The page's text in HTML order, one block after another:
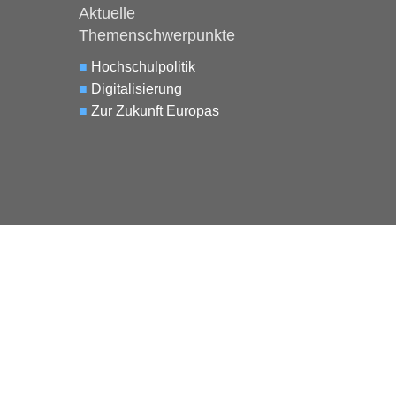
Aktuelle
Themenschwerpunkte
■ Hochschulpolitik
■ Digitalisierung
■ Zur Zukunft Europas